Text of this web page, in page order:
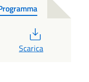
Scarica